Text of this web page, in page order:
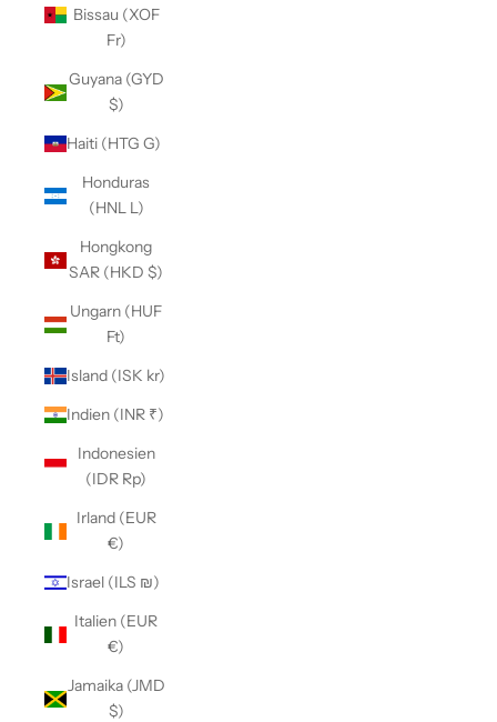
Bissau (XOF
Fr)
Guyana (GYD
$)
Haiti (HTG G)
Honduras
(HNL L)
Hongkong
SAR (HKD $)
Ungarn (HUF
Ft)
Island (ISK kr)
Indien (INR ₹)
Indonesien
(IDR Rp)
Irland (EUR
€)
Israel (ILS ₪)
Italien (EUR
€)
Jamaika (JMD
$)